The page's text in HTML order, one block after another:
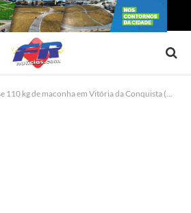
110 kg de maconha em Vitória da Conquista (BA)